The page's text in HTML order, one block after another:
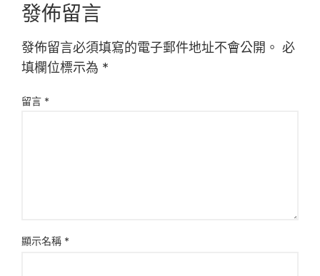
發佈留言
發佈留言必須填寫的電子郵件地址不會公開。 必
填欄位標示為 *
留言 *
顯示名稱 *